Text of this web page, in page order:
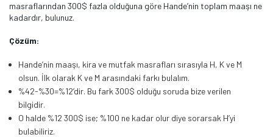
masraflarından 300$ fazla olduğuna göre Hande’nin toplam maaşı ne
kadardır, bulunuz.
Çözüm:
Hande’nin maaşı, kira ve mutfak masrafları sırasıyla H, K ve M
olsun. İlk olarak K ve M arasındaki farkı bulalım.
%42-%30=%12’dir. Bu fark 300$ olduğu soruda bize verilen
bilgidir.
O halde %12 300$ ise; %100 ne kadar olur diye sorarsak H’yi
bulabiliriz.